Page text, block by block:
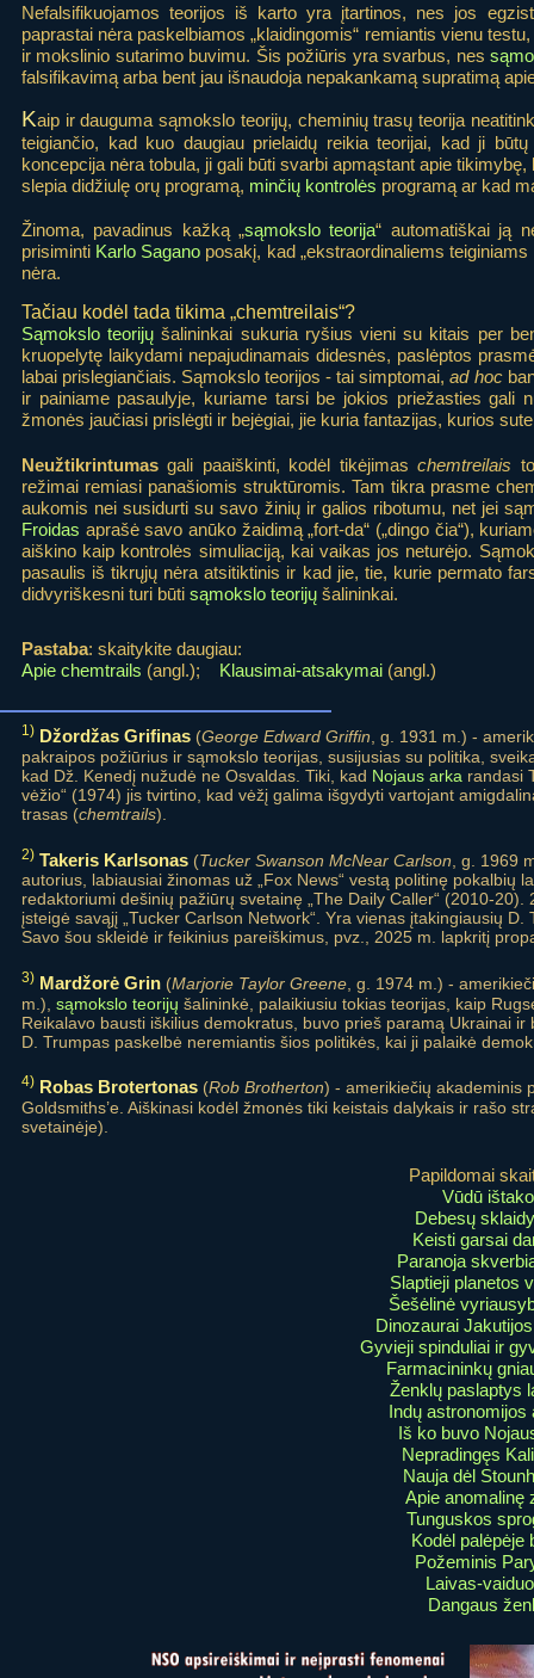
Nefalsifikuojamos teorijos iš karto yra įtartinos, nes jos
paprastai nėra paskelbiamos „klaidingomis“ remiantis vienu
ir mokslinio sutarimo buvimu. Šis požiūris yra svarbus, nes
falsifikavimą arba bent jau išnaudoja nepakankamą supratimą
Kaip ir dauguma sąmokslo teorijų, cheminių trasų teorija
teigiančio, kad kuo daugiau prielaidų reikia teorijai, kad ji
koncepcija nėra tobula, ji gali būti svarbi apmąstant apie
slepia didžiulę orų programą, minčių kontrolės programą ar kad
Žinoma, pavadinus kažką „sąmokslo teorija“ automatiškai ją
prisiminti Karlo Sagano posakį, kad „ekstraordinaliems
nėra.
Tačiau kodėl tada tikima „chemtreilais“?
Sąmokslo teorijų šalininkai sukuria ryšius vieni su kitais per
kruopelytę laikydami nepajudinamais didesnės, paslėptos
labai prislegiančiais. Sąmokslo teorijos - tai simptomai,ad hoc
ir painiame pasaulyje, kuriame tarsi be jokios priežasties gali
žmonės jaučiasi prislėgti ir bejėgiai, jie kuria fantazijas, kurios
Neužtikrintumas gali paaiškinti, kodėl tikėjimaschemtreilais
režimai remiasi panašiomis struktūromis. Tam tikra prasme
aukomis nei susidurti su savo žinių ir galios ribotumu, net jei
Froidas aprašė savo anūko žaidimą „fort-da“ („dingo čia“),
aiškino kaip kontrolės simuliaciją, kai vaikas jos neturėjo.
pasaulis iš tikrųjų nėra atsitiktinis ir kad jie, tie, kurie permato
didvyriškesni turi būti sąmokslo teorijų šalininkai.
Pastaba: skaitykite daugiau:
Apie chemtrails (angl.); Klausimai-atsakymai (angl.)
1) Džordžas Grifinas (George Edward Griffin , g. 1931 m.) -
pakraipos požiūrius ir sąmokslo teorijas, susijusias su politika,
kad Dž. Kenedį nužudė ne Osvaldas. Tiki, kad Nojaus arka randasi
vėžio“ (1974) jis tvirtino, kad vėžį galima išgydyti vartojant
trasas (chemtrails).
2) Takeris Karlsonas (Tucker Swanson McNear Carlson , g. 1969
autorius, labiausiai žinomas už „Fox News“ vestą politinę pokalbių
redaktoriumi dešinių pažiūrų svetainę „The Daily Caller“ (2010-
įsteigė savąjį „Tucker Carlson Network“. Yra vienas įtakingiausių
Savo šou skleidė ir feikinius pareiškimus, pvz., 2025 m. lapkritį
3) Mardžorė Grin (Marjorie Taylor Greene , g. 1974 m.) -
m.), sąmokslo teorijų šalininkė, palaikiusiu tokias teorijas, kaip
Reikalavo bausti iškilius demokratus, buvo prieš paramą Ukrainai
D. Trumpas paskelbė neremiantis šios politikės, kai ji palaikė
4) Robas Brotertonas (Rob Brotherton) - amerikiečių akademinis
Goldsmiths’e. Aiškinasi kodėl žmonės tiki keistais dalykais ir rašo
svetainėje).
Papildomai
Vūdū
Debesų
Keisti garsai
Paranoja
Slaptieji planetos
Šešėlinė
Dinozaurai
Gyvieji spinduliai ir
Farmacininkų
Ženklų paslaptys
Indų astronomijos
Iš ko buvo
Nepradingęs
Nauja dėl
Apie anomalinę
Tunguskos
Kodėl palėpėje
Požeminis
Laivas-
Dangaus